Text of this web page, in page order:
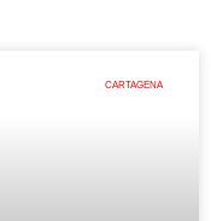
CARTAGENA